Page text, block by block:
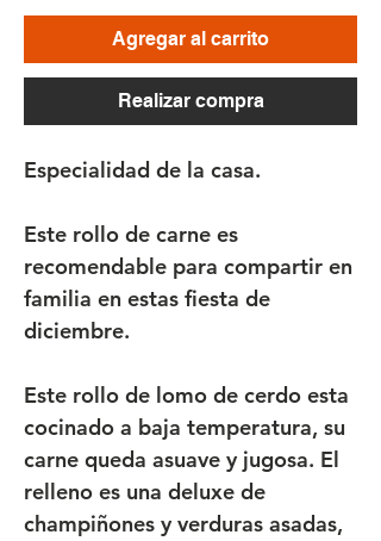
Agregar al carrito
Realizar compra
Especialidad de la casa.
Este rollo de carne es
recomendable para compartir en
familia en estas fiesta de
diciembre.
Este rollo de lomo de cerdo esta
cocinado a baja temperatura, su
carne queda asuave y jugosa. El
relleno es una deluxe de
champiñones y verduras asadas,